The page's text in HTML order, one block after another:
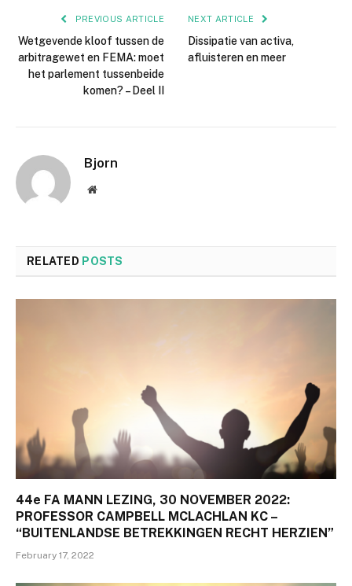
PREVIOUS ARTICLE
Wetgevende kloof tussen de
arbitragewet en FEMA: moet
het parlement tussenbeide
komen? – Deel II
NEXT ARTICLE
Dissipatie van activa,
afluisteren en meer
Bjorn
Website
RELATED POSTS
44e FA MANN LEZING, 30 NOVEMBER 2022:
PROFESSOR CAMPBELL MCLACHLAN KC –
“BUITENLANDSE BETREKKINGEN RECHT HERZIEN”
February 17, 2022